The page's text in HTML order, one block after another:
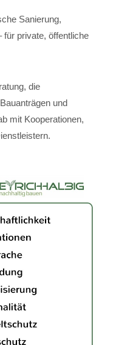
Sanierung,
für private, öffentliche
die
und
mit Kooperationen,